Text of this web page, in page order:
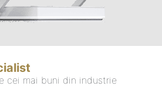
cei mai buni din industrie